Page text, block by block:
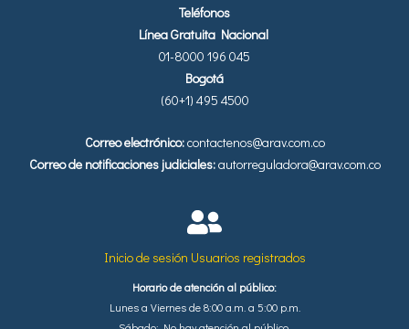
Teléfonos
Línea Gratuita Nacional
01-8000 196 045
Bogotá
(60+1) 495 4500
Correo electrónico:contactenos@arav.com.co
Correo de notificaciones judiciales:autorreguladora@arav.com.co
Inicio de sesión Usuarios registrados
Horario de atención al público:
Lunes a Viernes de 8:00 a.m. a 5:00 p.m.